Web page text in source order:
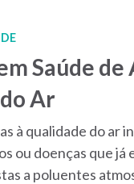
Saúde de
Ar
à qualidade do ar
ou doenças que já
a poluentes